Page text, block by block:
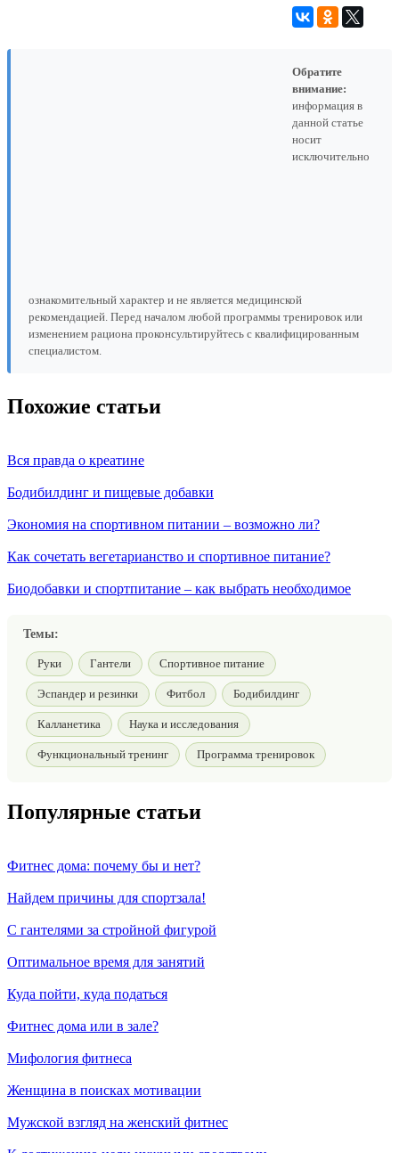
Обратите
внимание:
информация в
данной статье
носит
исключительно
ознакомительный характер и не является медицинской
рекомендацией. Перед началом любой программы тренировок или
изменением рациона проконсультируйтесь с квалифицированным
специалистом.
Похожие статьи
Вся правда о креатине
Бодибилдинг и пищевые добавки
Экономия на спортивном питании – возможно ли?
Как сочетать вегетарианство и спортивное питание?
Биодобавки и спортпитание – как выбрать необходимое
Темы:
Руки Гантели Спортивное питание
Эспандер и резинки Фитбол Бодибилдинг
Калланетика Наука и исследования
Функциональный тренинг Программа тренировок
Популярные статьи
Фитнес дома: почему бы и нет?
Найдем причины для спортзала!
С гантелями за стройной фигурой
Оптимальное время для занятий
Куда пойти, куда податься
Фитнес дома или в зале?
Мифология фитнеса
Женщина в поисках мотивации
Мужской взгляд на женский фитнес